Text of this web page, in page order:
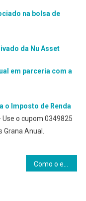
na bolsa de
da Nu Asset
em parceria com a
o Imposto de Renda
Use o cupom 0349825
Grana Anual.